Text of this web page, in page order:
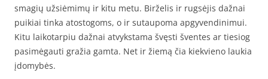
smagių užsiėmimų ir kitu metu. Birželis ir rugsėjis dažnai
puikiai tinka atostogoms, o ir sutaupoma apgyvendinimui.
Kitu laikotarpiu dažnai atvykstama švęsti šventes ar tiesiog
pasimėgauti gražia gamta. Net ir žiemą čia kiekvieno laukia
įdomybės.